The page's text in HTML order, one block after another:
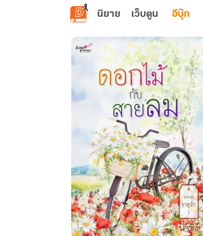
ข้ามไปยังเนื้อหาหลัก
นิยาย เว็บตูน อีบุ๊ก